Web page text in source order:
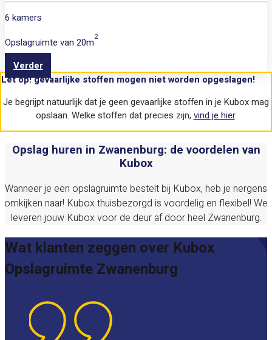
6 kamers
Opslagruimte van 20m2
Verder
Let op! gevaarlijke stoffen mogen niet worden opgeslagen!
Je begrijpt natuurlijk dat je geen gevaarlijke stoffen in je Kubox mag
opslaan. Welke stoffen dat precies zijn, vind je hier.
Opslag huren in Zwanenburg: de voordelen van
Kubox
Wanneer je een opslagruimte bestelt bij Kubox, heb je nergens
omkijken naar! Kubox thuisbezorgd is voordelig en flexibel! We
leveren jouw Kubox voor de deur af door heel Zwanenburg.
Wat klanten zeggen over Kubox
Opslagruimte Zwanenburg